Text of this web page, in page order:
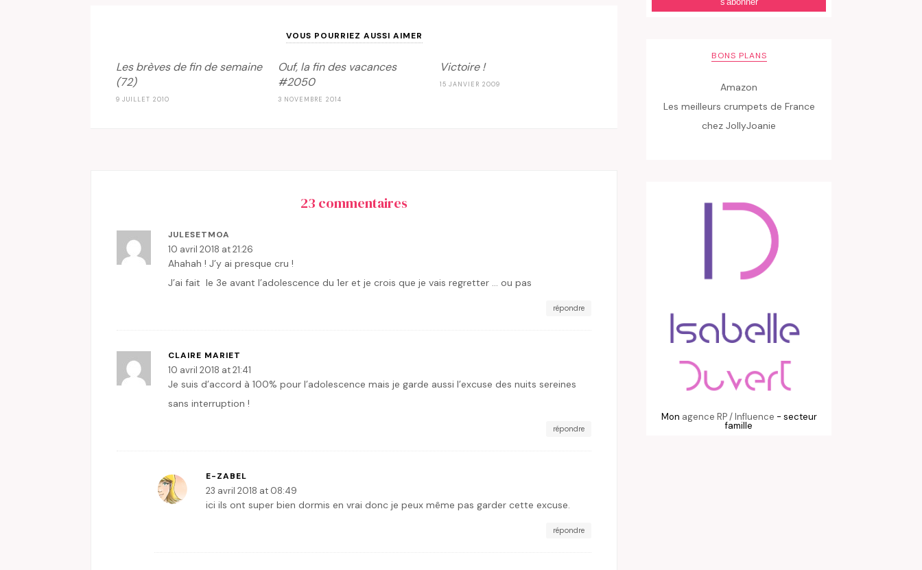
VOUS POURRIEZ AUSSI AIMER
Les brèves de fin de semaine
(72)
9 JUILLET 2010
Ouf, la fin des vacances
#2050
3 NOVEMBRE 2014
Victoire !
15 JANVIER 2009
23 commentaires
JULESETMOA
10 avril 2018 at 21:26
Ahahah ! J’y ai presque cru !
J’ai fait le 3e avant l’adolescence du 1er et je crois que je vais regretter … ou pas
répondre
CLAIRE MARIET
10 avril 2018 at 21:41
Je suis d’accord à 100% pour l’adolescence mais je garde aussi l’excuse des nuits sereines
sans interruption !
répondre
E-ZABEL
23 avril 2018 at 08:49
ici ils ont super bien dormis en vrai donc je peux même pas garder cette excuse.
répondre
BONS PLANS
Amazon
Les meilleurs crumpets de France
chez JollyJoanie
Mon agence RP / Influence - secteur
famille